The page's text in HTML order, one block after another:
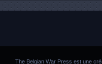
The Belgian War Press est une